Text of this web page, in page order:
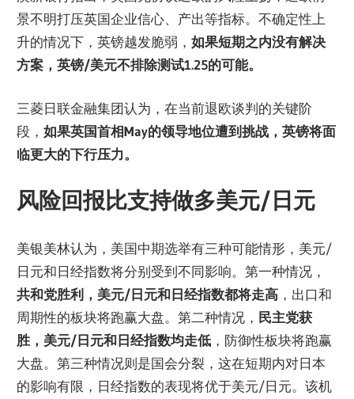
景不明打压英国企业信心、产出等指标。不确定性上
升的情况下，英镑越发脆弱，如果短期之内没有解决
方案，英镑/美元不排除测试1.25的可能。
三菱日联金融集团认为，在当前退欧谈判的关键阶
段，如果英国首相May的领导地位遭到挑战，英镑将面
临更大的下行压力。
风险回报比支持做多美元/日元
美银美林认为，美国中期选举有三种可能情形，美元/
日元和日经指数将分别受到不同影响。第一种情况，
共和党胜利，美元/日元和日经指数都将走高 ，出口和
周期性的板块将跑赢大盘。第二种情况， 民主党获
胜，美元/日元和日经指数均走低 ，防御性板块将跑赢
大盘。第三种情况则是国会分裂，这在短期内对日本
的影响有限，日经指数的表现将优于美元/日元。该机